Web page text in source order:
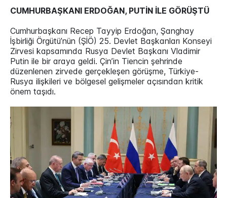
CUMHURBAŞKANI ERDOĞAN, PUTİN İLE GÖRÜŞTÜ
Cumhurbaşkanı Recep Tayyip Erdoğan, Şanghay
İşbirliği Örgütü’nün (ŞİÖ) 25. Devlet Başkanları Konseyi
Zirvesi kapsamında Rusya Devlet Başkanı Vladimir
Putin ile bir araya geldi. Çin’in Tiencin şehrinde
düzenlenen zirvede gerçekleşen görüşme, Türkiye-
Rusya ilişkileri ve bölgesel gelişmeler açısından kritik
önem taşıdı.